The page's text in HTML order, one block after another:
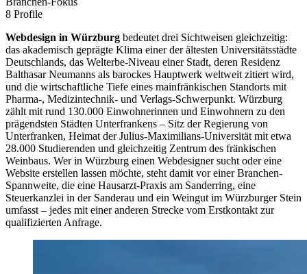
8 Profile
Webdesign in Würzburg bedeutet drei Sichtweisen gleichzeitig:
das akademisch geprägte Klima einer der ältesten Universitätsstädte
Deutschlands, das Welterbe-Niveau einer Stadt, deren Residenz
Balthasar Neumanns als barockes Hauptwerk weltweit zitiert wird,
und die wirtschaftliche Tiefe eines mainfränkischen Standorts mit
Pharma-, Medizintechnik- und Verlags-Schwerpunkt. Würzburg
zählt mit rund 130.000 Einwohnerinnen und Einwohnern zu den
prägendsten Städten Unterfrankens – Sitz der Regierung von
Unterfranken, Heimat der Julius-Maximilians-Universität mit etwa
28.000 Studierenden und gleichzeitig Zentrum des fränkischen
Weinbaus. Wer in Würzburg einen Webdesigner sucht oder eine
Website erstellen lassen möchte, steht damit vor einer Branchen-
Spannweite, die eine Hausarzt-Praxis am Sanderring, eine
Steuerkanzlei in der Sanderau und ein Weingut im Würzburger Stein
umfasst – jedes mit einer anderen Strecke vom Erstkontakt zur
qualifizierten Anfrage.